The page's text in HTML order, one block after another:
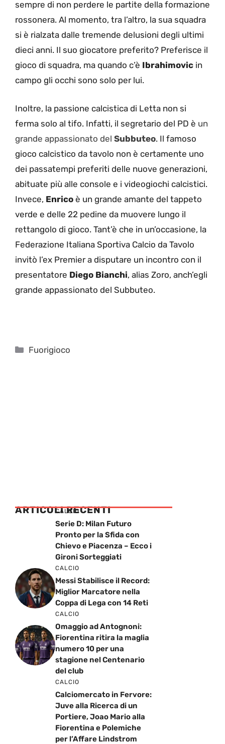
sempre di non perdere le partite della formazione
rossonera. Al momento, tra l’altro, la sua squadra
si è rialzata dalle tremende delusioni degli ultimi
dieci anni. Il suo giocatore preferito? Preferisce il
gioco di squadra, ma quando c’è Ibrahimovic in
campo gli occhi sono solo per lui.
Inoltre, la passione calcistica di Letta non si
ferma solo al tifo. Infatti, il segretario del PD è un
grande appassionato del Subbuteo. Il famoso
gioco calcistico da tavolo non è certamente uno
dei passatempi preferiti delle nuove generazioni,
abituate più alle console e i videogiochi calcistici.
Invece, Enrico è un grande amante del tappeto
verde e delle 22 pedine da muovere lungo il
rettangolo di gioco. Tant’è che in un’occasione, la
Federazione Italiana Sportiva Calcio da Tavolo
invitò l’ex Premier a disputare un incontro con il
presentatore Diego Bianchi, alias Zoro, anch’egli
grande appassionato del Subbuteo.
Categorie
Fuorigioco
ARTICOLI RECENTI
CALCIO
Serie D: Milan Futuro
Pronto per la Sfida con
Chievo e Piacenza – Ecco i
Gironi Sorteggiati
CALCIO
Messi Stabilisce il Record:
Miglior Marcatore nella
Coppa di Lega con 14 Reti
CALCIO
Omaggio ad Antognoni:
Fiorentina ritira la maglia
numero 10 per una
stagione nel Centenario
del club
CALCIO
Calciomercato in Fervore:
Juve alla Ricerca di un
Portiere, Joao Mario alla
Fiorentina e Polemiche
per l’Affare Lindstrom